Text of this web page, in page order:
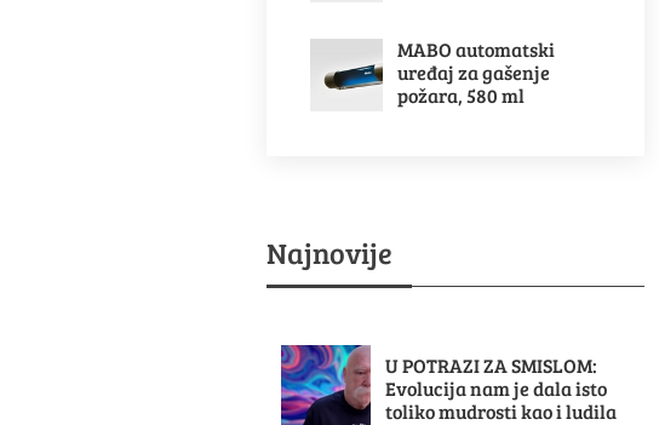
MABO automatski
uređaj za gašenje
požara, 580 ml
Najnovije
U POTRAZI ZA SMISLOM:
Evolucija nam je dala isto
toliko mudrosti kao i ludila